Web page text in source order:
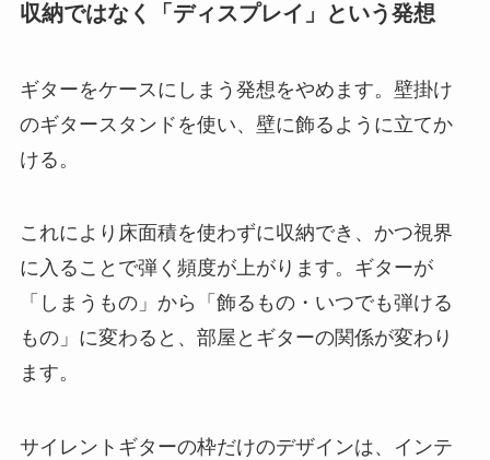
収納ではなく「ディスプレイ」という発想
ギターをケースにしまう発想をやめます。壁掛け
のギタースタンドを使い、壁に飾るように立てか
ける。
これにより床面積を使わずに収納でき、かつ視界
に入ることで弾く頻度が上がります。ギターが
「しまうもの」から「飾るもの・いつでも弾ける
もの」に変わると、部屋とギターの関係が変わり
ます。
サイレントギターの枠だけのデザインは、インテ